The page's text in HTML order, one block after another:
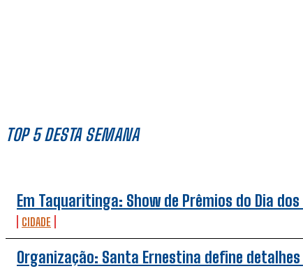
TOP 5 DESTA SEMANA
Em Taquaritinga: Show de Prêmios do Dia
CIDADE
Organização: Santa Ernestina define